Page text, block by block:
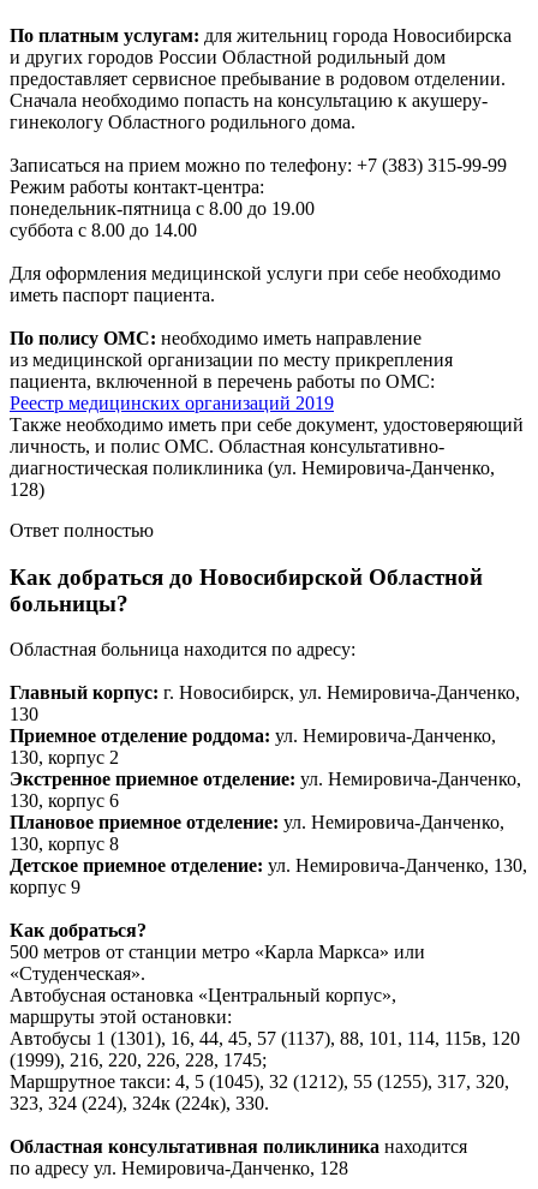
По платным услугам: для жительниц города Новосибирска
и других городов России Областной родильный дом
предоставляет сервисное пребывание в родовом отделении.
Сначала необходимо попасть на консультацию к акушеру-
гинекологу Областного родильного дома.
Записаться на прием можно по телефону: +7 (383) 315-99-99
Режим работы контакт-центра:
понедельник-пятница с 8.00 до 19.00
суббота с 8.00 до 14.00
Для оформления медицинской услуги при себе необходимо
иметь паспорт пациента.
По полису ОМС: необходимо иметь направление
из медицинской организации по месту прикрепления
пациента, включенной в перечень работы по ОМС:
Реестр медицинских организаций 2019
Также необходимо иметь при себе документ, удостоверяющий
личность, и полис ОМС. Областная консультативно-
диагностическая поликлиника (ул. Немировича-Данченко,
128)
Ответ полностью
Как добраться до Новосибирской Областной
больницы?
Областная больница находится по адресу:
Главный корпус: г. Новосибирск, ул. Немировича-Данченко,
130
Приемное отделение роддома: ул. Немировича-Данченко,
130, корпус 2
Экстренное приемное отделение: ул. Немировича-Данченко,
130, корпус 6
Плановое приемное отделение: ул. Немировича-Данченко,
130, корпус 8
Детское приемное отделение: ул. Немировича-Данченко, 130,
корпус 9
Как добраться?
500 метров от станции метро «Карла Маркса» или
«Студенческая».
Автобусная остановка «Центральный корпус»,
маршруты этой остановки:
Автобусы 1 (1301), 16, 44, 45, 57 (1137), 88, 101, 114, 115в, 120
(1999), 216, 220, 226, 228, 1745;
Маршрутное такси: 4, 5 (1045), 32 (1212), 55 (1255), 317, 320,
323, 324 (224), 324к (224к), 330.
Областная консультативная поликлиника находится
по адресу ул. Немировича-Данченко, 128